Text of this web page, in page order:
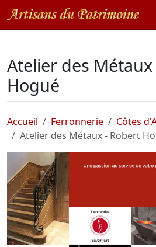
Atelier des
Hogué
Accueil Ferronnerie
Côtes
Atelier des Métaux - Robert